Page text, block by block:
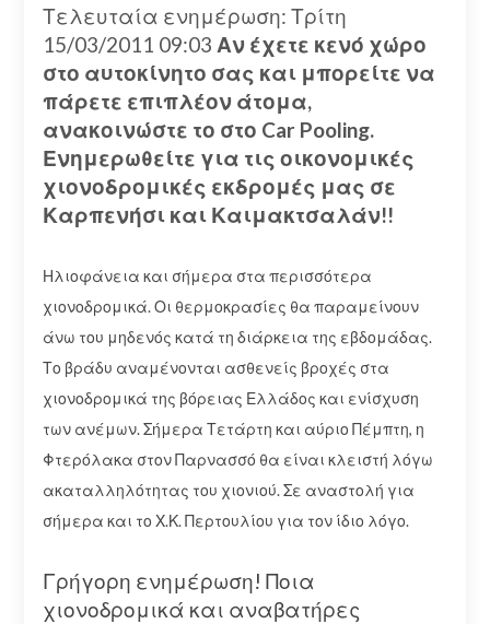
Τελευταία ενημέρωση: Τρίτη
15/03/2011 09:03 Αν έχετε κενό χώρο
στο αυτοκίνητο σας και μπορείτε να
πάρετε επιπλέον άτομα,
ανακοινώστε το στο Car Pooling.
Ενημερωθείτε για τις οικονομικές
χιονοδρομικές εκδρομές μας σε
Καρπενήσι και Καιμακτσαλάν!!
Ηλιοφάνεια και σήμερα στα περισσότερα
χιονοδρομικά. Οι θερμοκρασίες θα παραμείνουν
άνω του μηδενός κατά τη διάρκεια της εβδομάδας.
Το βράδυ αναμένονται ασθενείς βροχές στα
χιονοδρομικά της βόρειας Ελλάδος και ενίσχυση
των ανέμων. Σήμερα Τετάρτη και αύριο Πέμπτη, η
Φτερόλακα στον Παρνασσό θα είναι κλειστή λόγω
ακαταλληλότητας του χιονιού. Σε αναστολή για
σήμερα και το Χ.Κ. Περτουλίου για τον ίδιο λόγο.
Γρήγορη ενημέρωση! Ποια
χιονοδρομικά και αναβατήρες